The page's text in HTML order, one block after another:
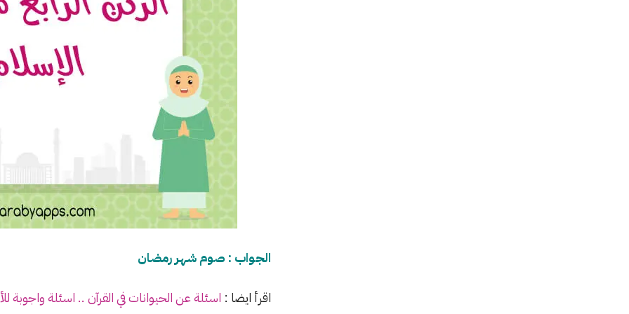
الجواب : صوم شهر رمضان
اقرأ ايضا : اسئلةعن الحيوانات في القرآن .. اسئلةواجوبة